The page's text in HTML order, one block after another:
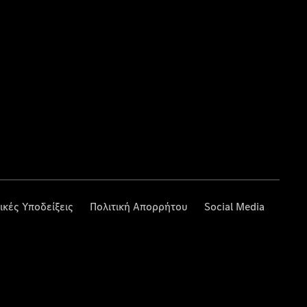
Υποδείξεις Πολιτική Απορρήτου Social Media